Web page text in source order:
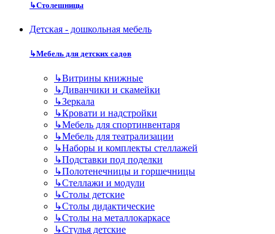
↳Столешницы
Детская - дошкольная мебель
↳Мебель для детских садов
↳Витрины книжные
↳Диванчики и скамейки
↳Зеркала
↳Кровати и надстройки
↳Мебель для спортинвентаря
↳Мебель для театрализации
↳Наборы и комплекты стеллажей
↳Подставки под поделки
↳Полотенечницы и горшечницы
↳Стеллажи и модули
↳Столы детские
↳Столы дидактические
↳Столы на металлокаркасе
↳Стулья детские